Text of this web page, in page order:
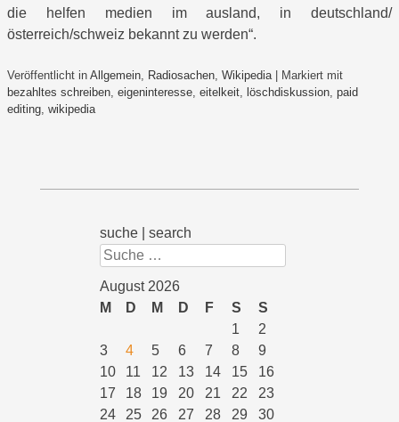
die helfen medien im ausland, in deutschland/
österreich/schweiz bekannt zu werden“.
Veröffentlicht in Allgemein Radiosachen Wikipedia | Markiert mit
bezahltes schreiben eigeninteresse eitelkeit löschdiskussion paid
editing wikipedia
suche | search
Suchen
August 2026
M
D M D F S
S
1
2
3
4 5 6 7 8
9
10
11 12 13 14 15
16
17
18 19 20 21 22
23
24
25 26 27 28 29 30